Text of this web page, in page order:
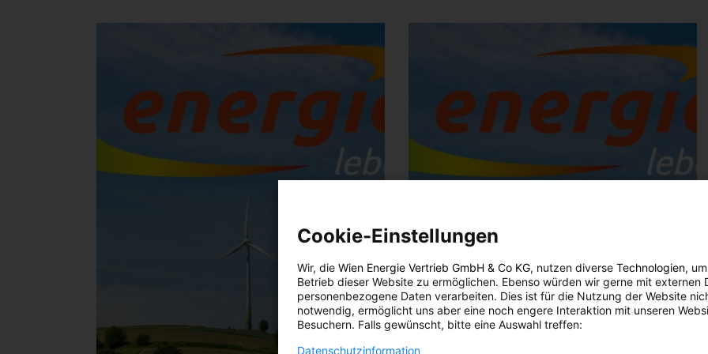
Cookie-Einstellungen
Wir, die Wien Energie Vertrieb GmbH & Co KG, nutzen diverse Technologien,
Betrieb dieser Website zu ermöglichen. Ebenso würden wir gerne mit externen
personenbezogene Daten verarbeiten. Dies ist für die Nutzung der Website
notwendig, ermöglicht uns aber eine noch engere Interaktion mit unseren
Besuchern. Falls gewünscht, bitte eine Auswahl treffen:
Datenschutzinformation